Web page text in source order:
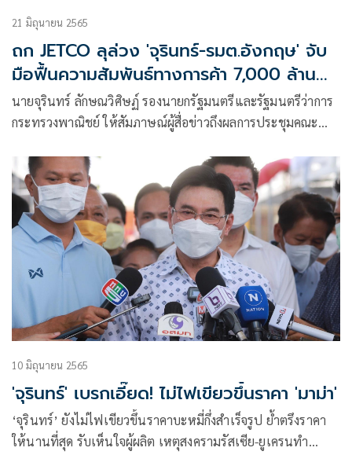
21 มิถุนายน 2565
ถก JETCO ลุล่วง 'จุรินทร์-รมต.อังกฤษ' จับ
มือฟื้นความสัมพันธ์ทางการค้า 7,000 ล้าน
เหรียญสหรัฐต่อปี
นายจุรินทร์ ลักษณวิศิษฏ์ รองนายกรัฐมนตรีและรัฐมนตรีว่าการ
กระทรวงพาณิชย์ ให้สัมภาษณ์ผู้สื่อข่าวถึงผลการประชุมคณะ
10 มิถุนายน 2565
'จุรินทร์' เบรกเอี๊ยด! ไม่ไฟเขียวขึ้นราคา 'มาม่า'
‘จุรินทร์’ ยังไม่ไฟเขียวขึ้นราคาบะหมี่กึ่งสำเร็จรูป ย้ำตรึงราคา
ให้นานที่สุด รับเห็นใจผู้ผลิต เหตุสงครามรัสเซีย-ยูเครนทำ